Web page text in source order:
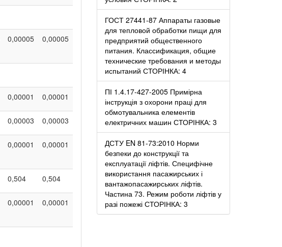
0,00005 0,00005
0,00001 0,00001
0,00003 0,00003
0,00001 0,00001
0,504 0,504
0,00001 0,00001
ГОСТ 27441-87 Аппараты газовые
для тепловой обработки пищи для
предприятий общественного
питания. Классификация, общие
технические требования и методы
испытаний СТОРІНКА: 4
ПІ 1.4.17-427-2005 Примірна
інструкція з охорони праці для
обмотувальника елементів
електричних машин СТОРІНКА: 3
ДСТУ EN 81-73:2010 Норми
безпеки до конструкції та
експлуатації ліфтів. Специфічне
використання пасажирських і
вантажопасажирських ліфтів.
Частина 73. Режим роботи ліфтів у
разі пожежі СТОРІНКА: 3